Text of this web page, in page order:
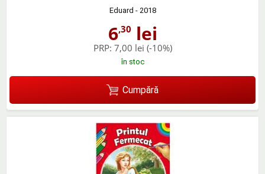
Eduard - 2018
6,30 lei
PRP: 7,00 lei (-10%)
în stoc
Cumpără